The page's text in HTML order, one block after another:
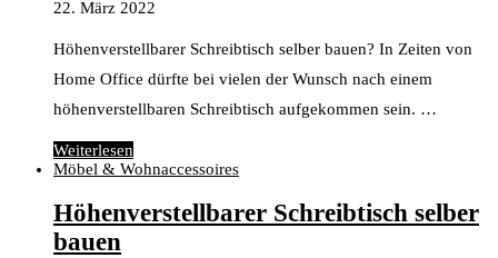
22. März 2022
Höhenverstellbarer Schreibtisch selber bauen? In Zeiten von
Home Office dürfte bei vielen der Wunsch nach einem
höhenverstellbaren Schreibtisch aufgekommen sein. …
Weiterlesen
Möbel & Wohnaccessoires
Höhenverstellbarer Schreibtisch selber
bauen